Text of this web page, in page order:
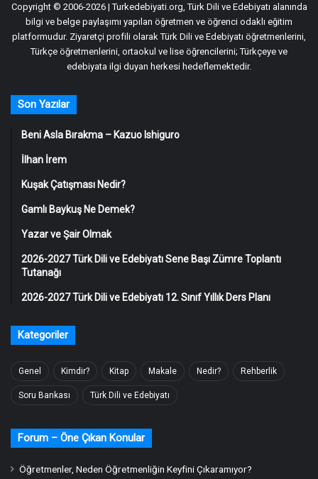
Copyright © 2006-2026 | Turkedebiyati.org, Türk Dili ve Edebiyatı alanında
bilgi ve belge paylaşımı yapılan öğretmen ve öğrenci odaklı eğitim
platformudur. Ziyaretçi profili olarak Türk Dili ve Edebiyatı öğretmenlerini,
Türkçe öğretmenlerini, ortaokul ve lise öğrencilerini; Türkçeye ve
edebiyata ilgi duyan herkesi hedeflemektedir.
Son Yazılar
Beni Asla Bırakma – Kazuo Ishiguro
İlhan İrem
Kuşak Çatışması Nedir?
Gamlı Baykuş Ne Demek?
Yazar ve Şair Olmak
2026-2027 Türk Dili ve Edebiyatı Sene Başı Zümre Toplantı
Tutanağı
2026-2027 Türk Dili ve Edebiyatı 12. Sınıf Yıllık Ders Planı
Kategoriler
Genel Kimdir? Kitap Makale Nedir? Rehberlik
Soru Bankası Türk Dili ve Edebiyatı
Forum – Öne Çıkan Konular
Öğretmenler, Neden Öğretmenliğin Keyfini Çıkaramıyor?